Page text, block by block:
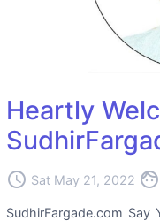
Heartly
access_time Sat May 21, 2022 face
SudhirFargade.com